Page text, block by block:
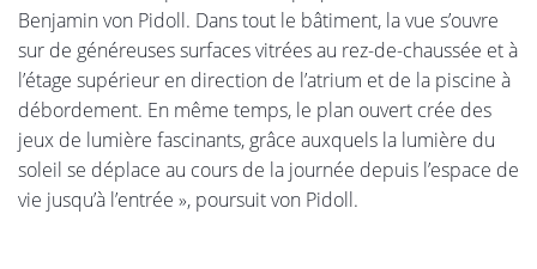
Benjamin von Pidoll. Dans tout le bâtiment, la vue s’ouvre
sur de généreuses surfaces vitrées au rez-de-chaussée et à
l’étage supérieur en direction de l’atrium et de la piscine à
débordement. En même temps, le plan ouvert crée des
jeux de lumière fascinants, grâce auxquels la lumière du
soleil se déplace au cours de la journée depuis l’espace de
vie jusqu’à l’entrée », poursuit von Pidoll.